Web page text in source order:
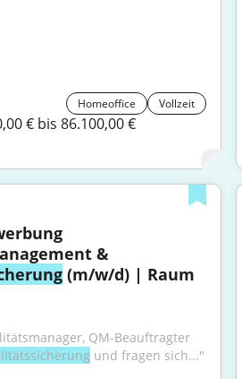
Homeoffice Vollzeit
€ bis 86.100,00 €
QM-Beauftragter
und fragen sich..."